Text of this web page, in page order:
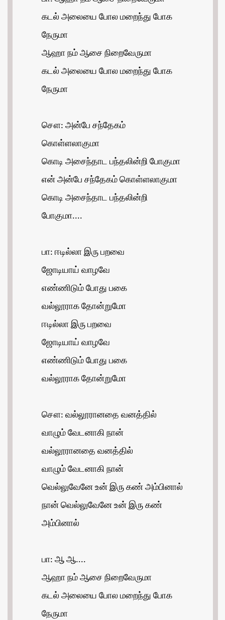
கடல் அலையை போல மறைந்து போக
நேருமா
ஆஹா நம் ஆசை நிறைவேருமா
கடல் அலையை போல மறைந்து போக
நேருமா
சௌ: அன்பே சந்தேகம்
கொள்ளலாகுமா
கொடி அசைந்தாட பந்தலின்றி போகுமா
என் அன்பே சந்தேகம் கொள்ளலாகுமா
கொடி அசைந்தாட பந்தலின்றி
போகுமா....
பா: ஈடில்லா இரு பறவை
ஜோடியாய் வாழவே
எண்ணிடும் போது பகை
வல்லூராக தோன்றுமோ
ஈடில்லா இரு பறவை
ஜோடியாய் வாழவே
எண்ணிடும் போது பகை
வல்லூராக தோன்றுமோ
சௌ: வல்லூரானதை வனத்தில்
வாழும் வேடனாகி நான்
வல்லூரானதை வனத்தில்
வாழும் வேடனாகி நான்
வெல்லுவேனே உன் இரு கண் அம்பினால்
நான் வெல்லுவேனே உன் இரு கண்
அம்பினால்
பா: ஆ ஆ....
ஆஹா நம் ஆசை நிறைவேருமா
கடல் அலையை போல மறைந்து போக
நேருமா